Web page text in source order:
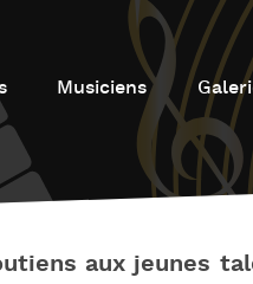
Musiciens
aux jeunes